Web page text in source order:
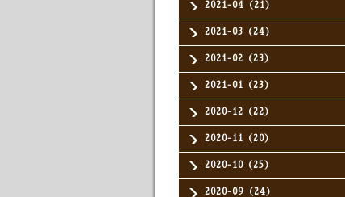
2021-04（21）
2021-03（24）
2021-02（23）
2021-01（23）
2020-12（22）
2020-11（20）
2020-10（25）
2020-09（24）